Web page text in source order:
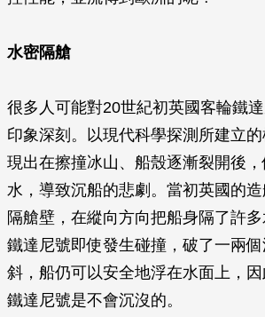
水密隔艙
很多人可能對20世紀初英國客輪鐵
印象深刻。以現代科學探測所建立
現出在擦撞冰山、船殼逐漸裂開後
水，導致沉船的悲劇。當初英國的
隔艙壁，在縱向方向把船身隔了許
鐵達尼號即使發生碰撞，破了一兩
斜，船仍可以安全地浮在水面上，
鐵達尼號是不會沉沒的。